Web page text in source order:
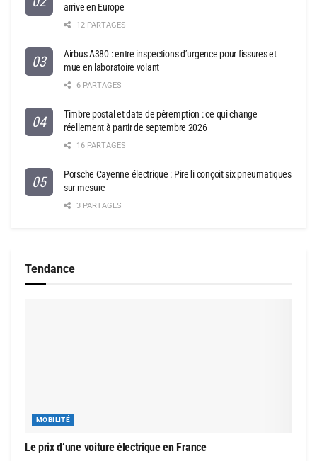
arrive en Europe
12 PARTAGES
Airbus A380 : entre inspections d’urgence pour fissures et
mue en laboratoire volant
6 PARTAGES
Timbre postal et date de péremption : ce qui change
réellement à partir de septembre 2026
16 PARTAGES
Porsche Cayenne électrique : Pirelli conçoit six pneumatiques
sur mesure
3 PARTAGES
Tendance
MOBILITÉ
Le prix d’une voiture électrique en France